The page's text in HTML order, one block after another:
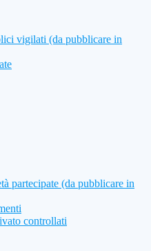
vigilati (da pubblicare in
partecipate (da pubblicare in
controllati